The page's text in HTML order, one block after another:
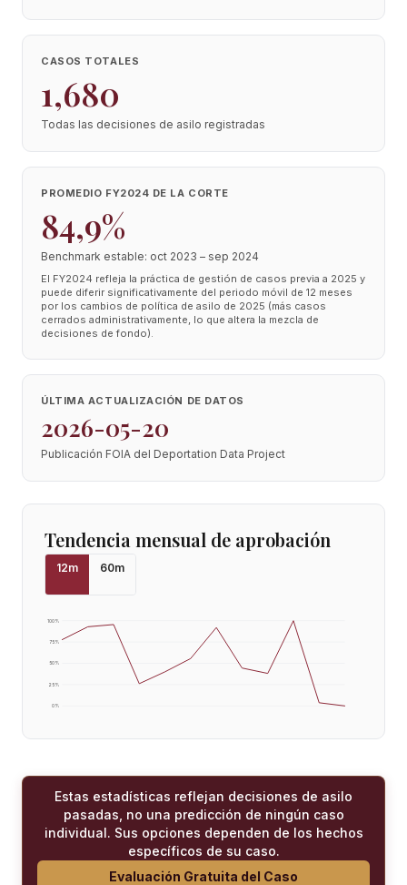
CASOS TOTALES
1,680
Todas las decisiones de asilo registradas
PROMEDIO FY2024 DE LA CORTE
84,9%
Benchmark estable: oct 2023 – sep 2024
El FY2024 refleja la práctica de gestión de casos previa a 2025 y
puede diferir significativamente del periodo móvil de 12 meses
por los cambios de política de asilo de 2025 (más casos
cerrados administrativamente, lo que altera la mezcla de
decisiones de fondo).
ÚLTIMA ACTUALIZACIÓN DE DATOS
2026-05-20
Publicación FOIA del Deportation Data Project
Tendencia mensual de aprobación
12m 60m
0%
25%
50%
75%
100%
Estas estadísticas reflejan decisiones de asilo
pasadas, no una predicción de ningún caso
individual. Sus opciones dependen de los hechos
específicos de su caso.
Evaluación Gratuita del Caso